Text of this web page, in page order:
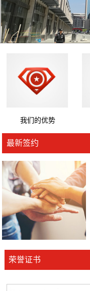
我们的优势
最新签约
荣誉证书